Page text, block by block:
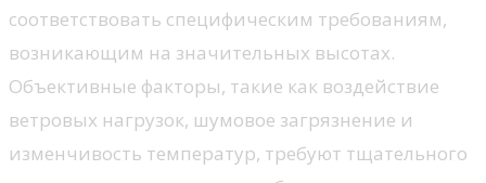
соответствовать специфическим требованиям,
возникающим на значительных высотах.
Объективные факторы, такие как воздействие
ветровых нагрузок, шумовое загрязнение и
изменчивость температур, требуют тщательного